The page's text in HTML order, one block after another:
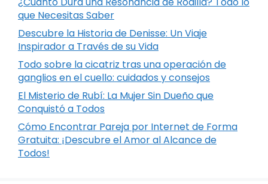
que Necesitas Saber
Descubre la Historia de Denisse: Un Viaje
Inspirador a Través de su Vida
Todo sobre la cicatriz tras una operación de
ganglios en el cuello: cuidados y consejos
El Misterio de Rubí: La Mujer Sin Dueño que
Conquistó a Todos
Cómo Encontrar Pareja por Internet de Forma
Gratuita: ¡Descubre el Amor al Alcance de
Todos!